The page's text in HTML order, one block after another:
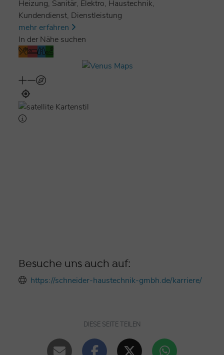
Heizung, Sanitär, Elektro, Haustechnik,
Kundendienst, Dienstleistung
mehr erfahren
In der Nähe suchen
Besuche uns auch auf:
https://schneider-haustechnik-gmbh.de/karriere/
DIESE SEITE TEILEN